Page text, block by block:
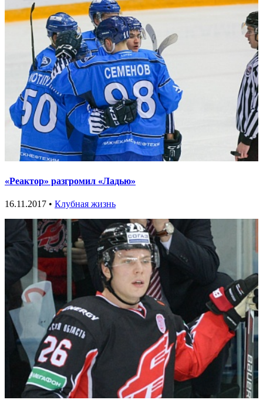
«Реактор» разгромил «Ладью»
16.11.2017 • Клубная жизнь